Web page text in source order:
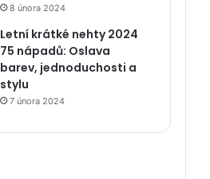
8 února 2024
Letní krátké nehty 2024
75 nápadů: Oslava
barev, jednoduchosti a
stylu
7 února 2024